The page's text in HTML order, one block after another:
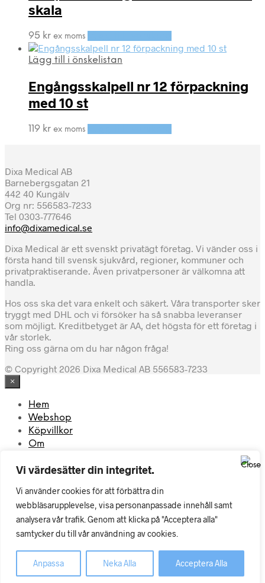
Vi värdesätter din integritet.
Vi använder cookies för att förbättra din
webbläsarupplevelse, visa personanpassade innehåll samt
analysera vår trafik. Genom att klicka på "Acceptera alla"
samtycker du till vår användning av cookies.
Anpassa Neka Alla Acceptera Alla
skala
95 kr ex moms
Lägg till i önskelistan
Engångsskalpell nr 12 förpackning
med 10 st
119 kr ex moms
Dixa Medical AB
Barnebergsgatan 21
442 40 Kungälv
Org nr: 556583-7233
Tel 0303-777646
info@dixamedical.se
Dixa Medical är ett svenskt privatägt företag. Vi vänder oss i
första hand till svensk sjukvård, regioner, kommuner och
privatpraktiserande. Även privatpersoner är välkomna att
handla.
Hos oss ska det vara enkelt och säkert. Våra transporter sker
tryggt med DHL och vi försöker ha så snabba leveranser
som möjligt. Kreditbetyget är AA, det högsta för ett företag i
vår storlek.
Ring oss gärna om du har någon fråga!
© Copyright 2026 Dixa Medical AB 556583-7233
×
Hem
Webshop
Köpvillkor
Om
Mitt konto
What are you looking for?
Sök